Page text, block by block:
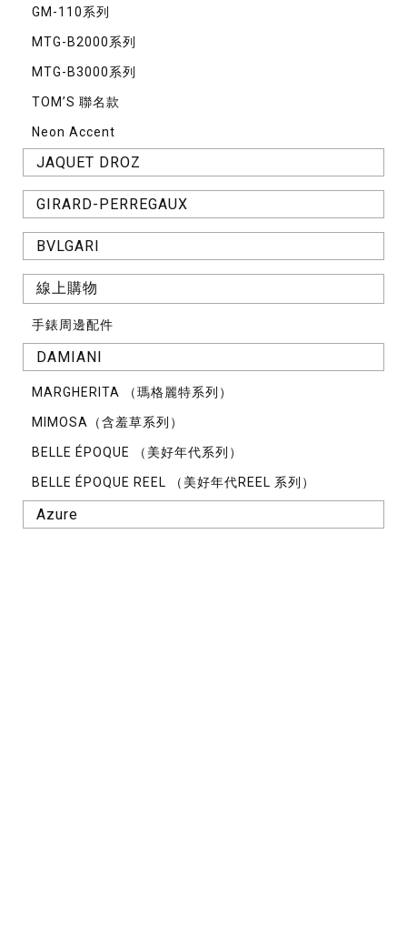
GM-110系列
MTG-B2000系列
MTG-B3000系列
TOM’S 聯名款
Neon Accent
JAQUET DROZ
GIRARD-PERREGAUX
BVLGARI
線上購物
手錶周邊配件
DAMIANI
MARGHERITA （瑪格麗特系列）
MIMOSA（含羞草系列）
BELLE ÉPOQUE （美好年代系列）
BELLE ÉPOQUE REEL （美好年代REEL 系列）
Azure